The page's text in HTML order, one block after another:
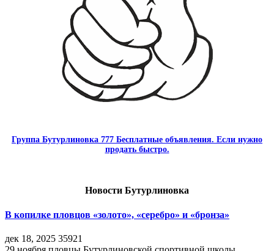
Группа Бутурлиновка 777 Бесплатные объявления. Если нужно
продать быстро.
Новости Бутурлиновка
В копилке пловцов «золото», «серебро» и «бронза»
дек 18, 2025 35921